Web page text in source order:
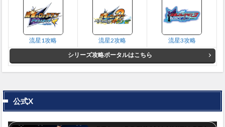
流星1攻略 流星2攻略
流星3攻略
シリーズ攻略ポータルはこちら
公式X